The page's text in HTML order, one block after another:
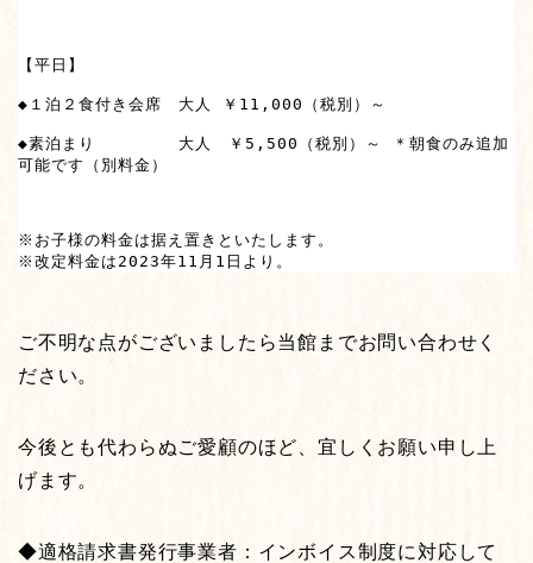
【平日】
◆１泊２食付き会席　大人 ￥11,000（税別）～
◆素泊まり　　　　　大人　￥5,500（税別）～ ＊朝食のみ追加
可能です（別料金）
※お子様の料金は据え置きといたします。
※改定料金は2023年11月1日より。
ご不明な点がございましたら当館までお問い合わせく
ださい。
今後とも代わらぬご愛顧のほど、宜しくお願い申し上
げます。
◆適格請求書発行事業者：インボイス制度に対応して